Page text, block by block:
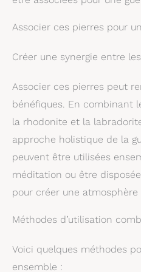
joyau central d'une
collection de bijoux
set. Il confère une
pierre précieuse en font
particulières. Grâce à sa
bracelet garantit aussi
FERMETURE ROTATIVE
élégante. La surface
donne un aspect noble et
les plus divers. De plus,
à manipuler et garantit
inoxydable, le fermoir
corrosion et ne
Associer ces pierres pour
Créer une synergie entre
Associer ces pierres peut
bénéfiques. En combinant
la rhodonite et la
approche holistique de la
peuvent être utilisées
méditation ou être
pour créer une
Méthodes d’utilisation
Voici quelques méthodes
ensemble :